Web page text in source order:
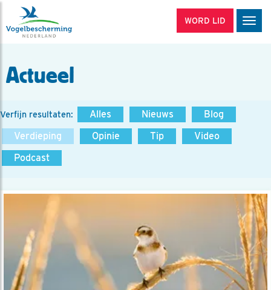
WORD LID
Actueel
Verfijn resultaten: Alles Nieuws
Blog
Verdieping
Opinie Tip
Video
Podcast